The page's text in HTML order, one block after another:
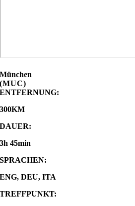
München
(MUC)
ENTFERNUNG:
300KM
DAUER:
3h 45min
SPRACHEN:
ENG, DEU, ITA
TREFFPUNKT: